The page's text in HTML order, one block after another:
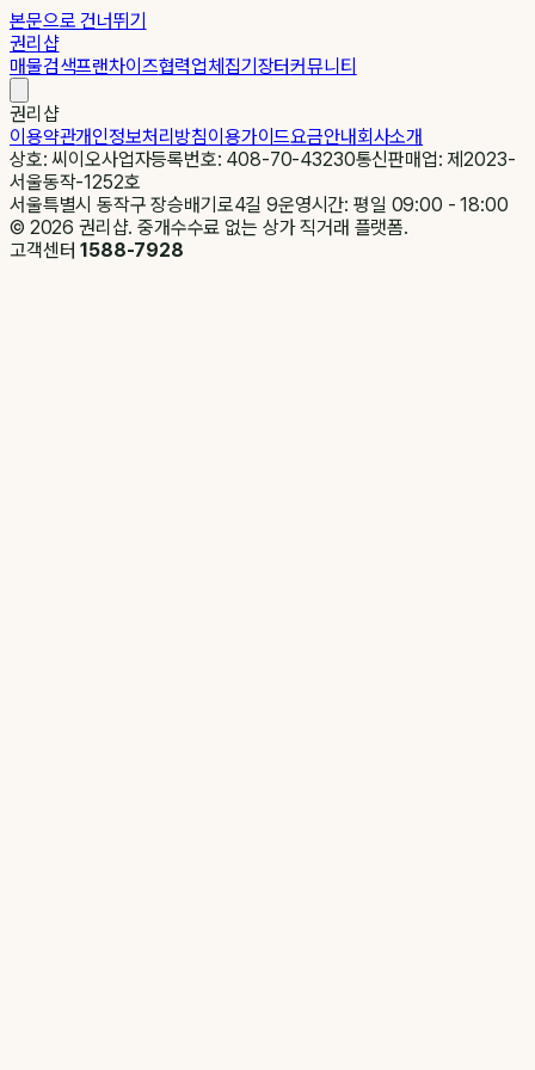
본문으로 건너뛰기
권리샵
매물검색프랜차이즈협력업체집기장터커뮤니티
권리샵
이용약관개인정보처리방침이용가이드요금안내회사소개
상호: 씨이오사업자등록번호: 408-70-43230통신판매업: 제2023-
서울동작-1252호
서울특별시 동작구 장승배기로4길 9운영시간: 평일 09:00 - 18:00
© 2026 권리샵. 중개수수료 없는 상가 직거래 플랫폼.
고객센터1588-7928